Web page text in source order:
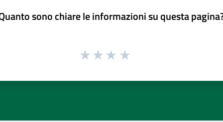
sono chiare le informazioni su questa